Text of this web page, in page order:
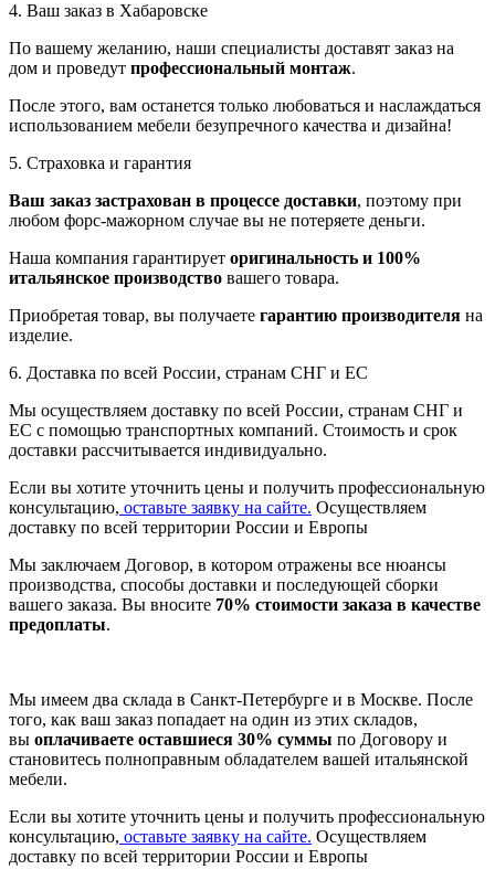
4. Ваш заказ в Хабаровске
По вашему желанию, наши специалисты доставят заказ на
дом и проведут профессиональный монтаж.
После этого, вам останется только любоваться и наслаждаться
использованием мебели безупречного качества и дизайна!
5. Страховка и гарантия
Ваш заказ застрахован в процессе доставки, поэтому при
любом форс-мажорном случае вы не потеряете деньги.
Наша компания гарантирует оригинальность и 100%
итальянское производство вашего товара.
Приобретая товар, вы получаете гарантию производителя на
изделие.
6. Доставка по всей России, странам СНГ и ЕС
Мы осуществляем доставку по всей России, странам СНГ и
ЕС с помощью транспортных компаний. Стоимость и срок
доставки рассчитывается индивидуально.
Если вы хотите уточнить цены и получить профессиональную
консультацию, оставьте заявку на сайте. Осуществляем
доставку по всей территории России и Европы
Мы заключаем Договор, в котором отражены все нюансы
производства, способы доставки и последующей сборки
вашего заказа. Вы вносите 70% стоимости заказа в качестве
предоплаты.
Мы имеем два склада в Санкт-Петербурге и в Москве. После
того, как ваш заказ попадает на один из этих складов,
вы оплачиваете оставшиеся 30% суммы по Договору и
становитесь полноправным обладателем вашей итальянской
мебели.
Если вы хотите уточнить цены и получить профессиональную
консультацию, оставьте заявку на сайте. Осуществляем
доставку по всей территории России и Европы